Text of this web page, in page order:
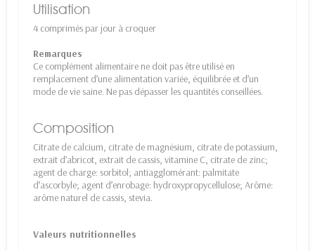
Utilisation
4 comprimés par jour à croquer
Remarques
Ce complément alimentaire ne doit pas être utilisé en
remplacement d’une alimentation variée, équilibrée et d’un
mode de vie saine. Ne pas dépasser les quantités conseillées.
Composition
Citrate de calcium, citrate de magnésium, citrate de potassium,
extrait d’abricot, extrait de cassis, vitamine C, citrate de zinc;
agent de charge: sorbitol; antiagglomérant: palmitate
d’ascorbyle; agent d’enrobage: hydroxypropycellulose; Arôme:
arôme naturel de cassis, stevia.
Valeurs nutritionnelles